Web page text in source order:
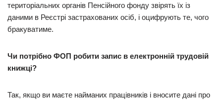
територіальних органів Пенсійного фонду звірять їх із
даними в Реєстрі застрахованих осіб, і оцифрують те, чого
бракуватиме.
Чи потрібно ФОП робити запис в електронній трудовій
книжці?
Так, якщо ви маєте найманих працівників і вносите дані про